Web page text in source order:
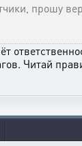
прошу
Читай